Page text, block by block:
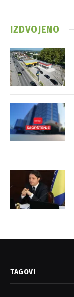
IZDVOJENO
TAGOVI